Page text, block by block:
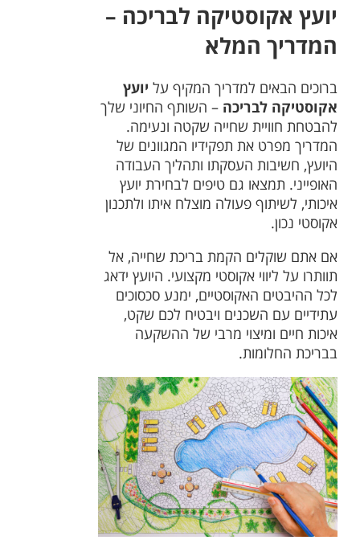
יועץ אקוסטיקה לבריכה –
המדריך המלא
ברוכים הבאים למדריך המקיף על יועץ
אקוסטיקה לבריכה – השותף החיוני שלך
להבטחת חוויית שחייה שקטה ונעימה.
המדריך מפרט את תפקידיו המגוונים של
היועץ, חשיבות העסקתו ותהליך העבודה
האופייני. תמצאו גם טיפים לבחירת יועץ
איכותי, לשיתוף פעולה מוצלח איתו ולתכנון
אקוסטי נכון.
אם אתם שוקלים הקמת בריכת שחייה, אל
תוותרו על ליווי אקוסטי מקצועי. היועץ ידאג
לכל ההיבטים האקוסטיים, ימנע סכסוכים
עתידיים עם השכנים ויבטיח לכם שקט,
איכות חיים ומיצוי מרבי של ההשקעה
בבריכת החלומות.